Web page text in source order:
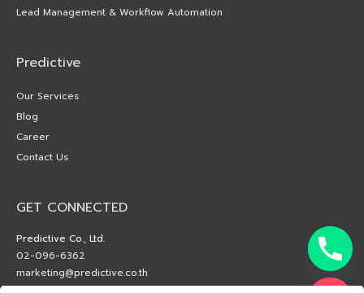
Lead Management & Workflow Automation
Predictive
Our Services
Blog
Career
Contact Us
GET CONNECTED
Predictive Co., Ltd.
02-096-6362
marketing@predictive.co.th